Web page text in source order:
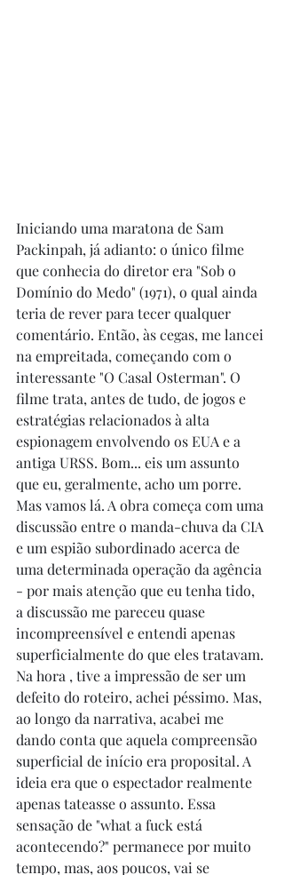
Iniciando uma maratona de Sam
Packinpah, já adianto: o único filme
que conhecia do diretor era "Sob o
Domínio do Medo" (1971), o qual ainda
teria de rever para tecer qualquer
comentário. Então, às cegas, me lancei
na empreitada, começando com o
interessante "O Casal Osterman". O
filme trata, antes de tudo, de jogos e
estratégias relacionados à alta
espionagem envolvendo os EUA e a
antiga URSS. Bom... eis um assunto
que eu, geralmente, acho um porre.
Mas vamos lá. A obra começa com uma
discussão entre o manda-chuva da CIA
e um espião subordinado acerca de
uma determinada operação da agência
- por mais atenção que eu tenha tido,
a discussão me pareceu quase
incompreensível e entendi apenas
superficialmente do que eles tratavam.
Na hora , tive a impressão de ser um
defeito do roteiro, achei péssimo. Mas,
ao longo da narrativa, acabei me
dando conta que aquela compreensão
superficial de início era proposital. A
ideia era que o espectador realmente
apenas tateasse o assunto. Essa
sensação de "what a fuck está
acontecendo?" permanece por muito
tempo, mas, aos poucos, vai se